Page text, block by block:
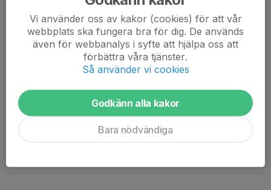
Nu starter säsongen och vi tar även in barn födda 2021!
Vi använder oss av kakor (cookies) för att vår
webbplats ska fungera bra för dig. De används
även för webbanalys i syfte att hjälpa oss att
förbättra våra tjänster.
Så använder vi cookies
Godkänn alla kakor
Bara nödvändiga